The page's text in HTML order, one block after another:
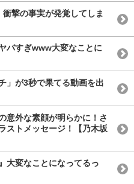
衝撃の事実が発覚してしま
バすぎwww大変なことに
」が3秒で果てる動画を出
意外な素顔が明らかに！さ
ストメッセージ！【乃木坂
大変なことになってるっ